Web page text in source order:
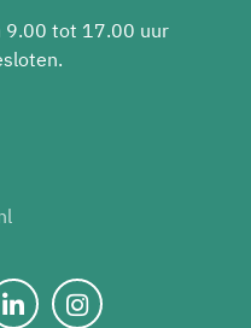
9.00 tot 17.00 uur